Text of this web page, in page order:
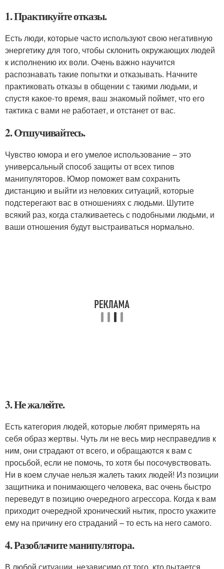
1. Практикуйте отказы.
Есть люди, которые часто используют свою негативную
энергетику для того, чтобы склонить окружающих людей
к исполнению их воли. Очень важно научится
распознавать такие попытки и отказывать. Начните
практиковать отказы в общении с такими людьми, и
спустя какое-то время, ваш знакомый поймет, что его
тактика с вами не работает, и отстанет от вас.
2. Отшучивайтесь.
Чувство юмора и его умелое использование – это
универсальный способ защиты от всех типов
манипуляторов. Юмор поможет вам сохранить
дистанцию и выйти из неловких ситуаций, которые
подстерегают вас в отношениях с людьми. Шутите
всякий раз, когда сталкиваетесь с подобными людьми, и
ваши отношения будут выстраиваться нормально.
3. Не жалейте.
Есть категория людей, которые любят примерять на
себя образ жертвы. Чуть ли не весь мир несправедлив к
ним, они страдают от всего, и обращаются к вам с
просьбой, если не помочь, то хотя бы посочувствовать.
Ни в коем случае нельзя жалеть таких людей! Из позиции
защитника и понимающего человека, вас очень быстро
переведут в позицию очередного агрессора. Когда к вам
приходит очередной хронический нытик, просто укажите
ему на причину его страданий – то есть на него самого.
4. Разоблачите манипулятора.
В любой ситуации, независимо от того, кто пытается